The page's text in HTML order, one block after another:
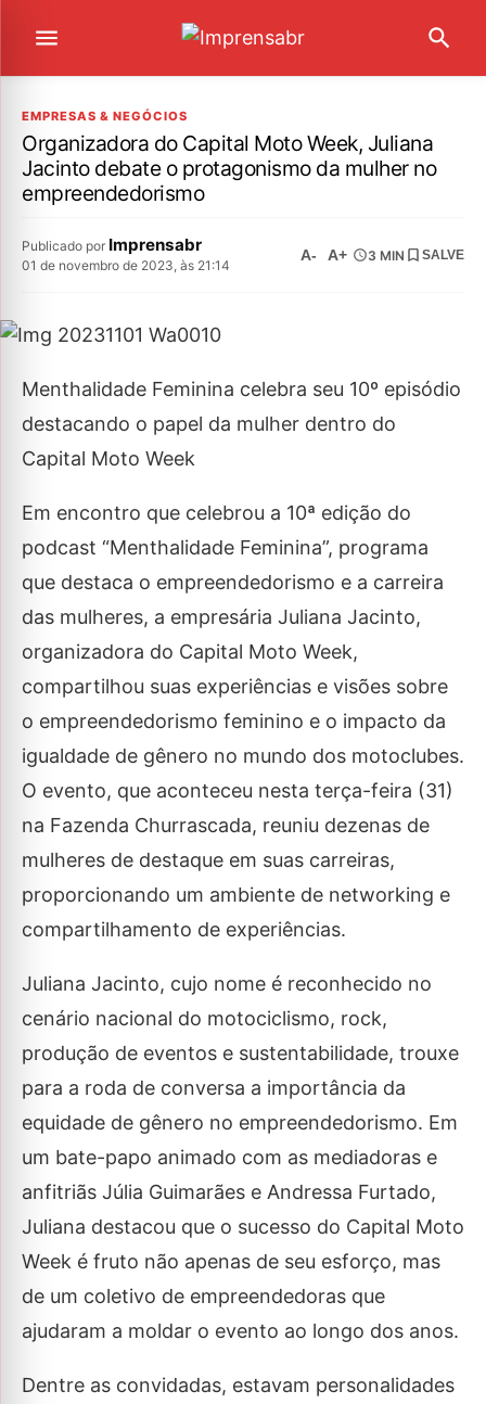
EMPRESAS & NEGÓCIOS
Organizadora do Capital Moto Week, Juliana
Jacinto debate o protagonismo da mulher no
empreendedorismo
Publicado por Imprensabr
01 de novembro de 2023, às 21:14
A- A+ 3 MIN SALVE
Menthalidade Feminina celebra seu 10º episódio
destacando o papel da mulher dentro do
Capital Moto Week
Em encontro que celebrou a 10ª edição do
podcast “Menthalidade Feminina”, programa
que destaca o empreendedorismo e a carreira
das mulheres, a empresária Juliana Jacinto,
organizadora do Capital Moto Week,
compartilhou suas experiências e visões sobre
o empreendedorismo feminino e o impacto da
igualdade de gênero no mundo dos motoclubes.
O evento, que aconteceu nesta terça-feira (31)
na Fazenda Churrascada, reuniu dezenas de
mulheres de destaque em suas carreiras,
proporcionando um ambiente de networking e
compartilhamento de experiências.
Juliana Jacinto, cujo nome é reconhecido no
cenário nacional do motociclismo, rock,
produção de eventos e sustentabilidade, trouxe
para a roda de conversa a importância da
equidade de gênero no empreendedorismo. Em
um bate-papo animado com as mediadoras e
anfitriãs Júlia Guimarães e Andressa Furtado,
Juliana destacou que o sucesso do Capital Moto
Week é fruto não apenas de seu esforço, mas
de um coletivo de empreendedoras que
ajudaram a moldar o evento ao longo dos anos.
Dentre as convidadas, estavam personalidades